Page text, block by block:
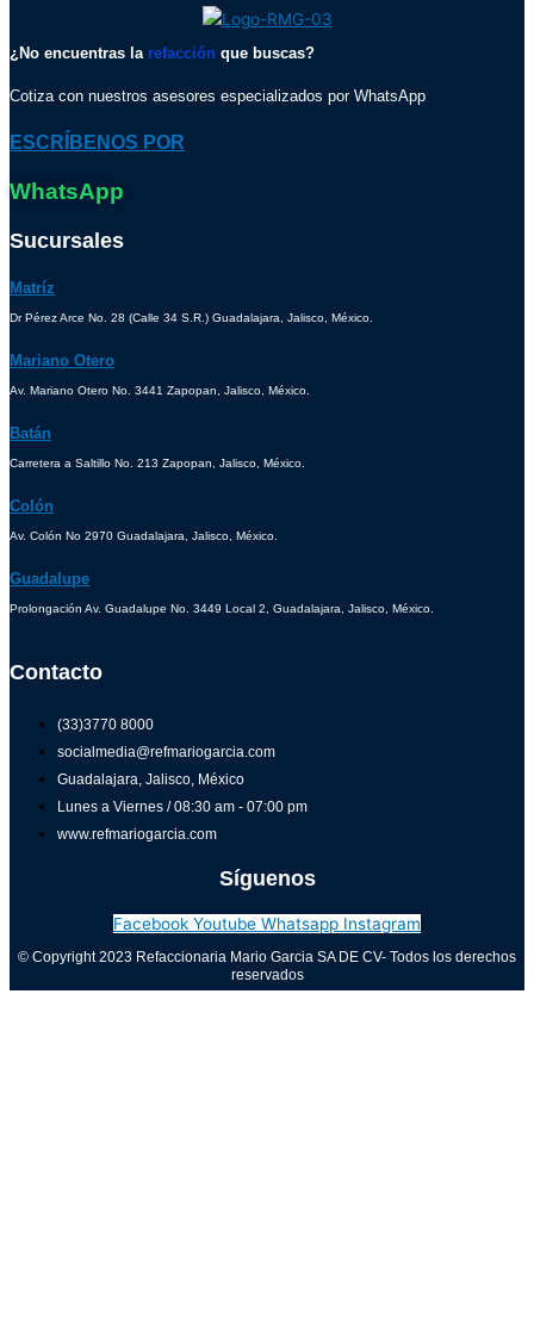
¿No encuentras la refacción que buscas?
Cotiza con nuestros asesores especializados por WhatsApp
ESCRÍBENOS POR
WhatsApp
Sucursales
Matríz
Dr Pérez Arce No. 28 (Calle 34 S.R.) Guadalajara, Jalisco, México.
Mariano Otero
Av. Mariano Otero No. 3441 Zapopan, Jalisco, México.
Batán
Carretera a Saltillo No. 213 Zapopan, Jalisco, México.
Colón
Av. Colón No 2970 Guadalajara, Jalisco, México.
Guadalupe
Prolongación Av. Guadalupe No. 3449 Local 2, Guadalajara, Jalisco, México.
Contacto
(33)3770 8000
socialmedia@refmariogarcia.com
Guadalajara, Jalisco, México
Lunes a Viernes / 08:30 am - 07:00 pm
www.refmariogarcia.com
Síguenos
Facebook Youtube Whatsapp Instagram
© Copyright 2023 Refaccionaria Mario Garcia SA DE CV- Todos los derechos
reservados